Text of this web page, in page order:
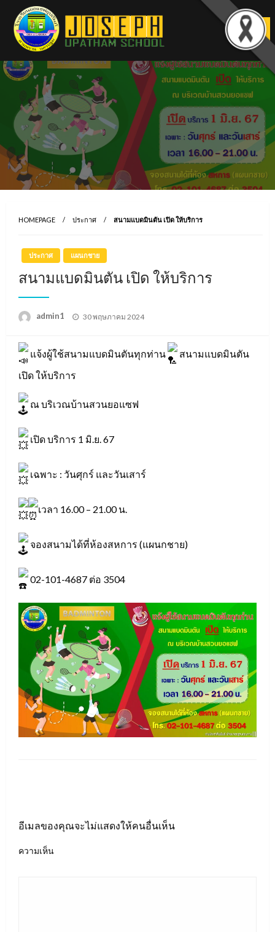
content
HOMEPAGE ประกาศ สนามแบดมินตัน เปิด ให้บริการ
ประกาศ แผนกชาย
สนามแบดมินตัน เปิด ให้บริการ
admin1
Posted
30 พฤษภาคม 2024
แจ้งผู้ใช้สนามแบดมินตันทุกท่าน
สนามแบดมินตัน
เปิด ให้บริการ
ณ บริเวณบ้านสวนยอแซฟ
เปิด บริการ 1 มิ.ย. 67
เฉพาะ : วันศุกร์ และวันเสาร์
เวลา 16.00 – 21.00 น.
จองสนามได้ที่ห้องสหการ (แผนกชาย)
02-101-4687 ต่อ 3504
อีเมลของคุณจะไม่แสดงให้คนอื่นเห็น
ความเห็น